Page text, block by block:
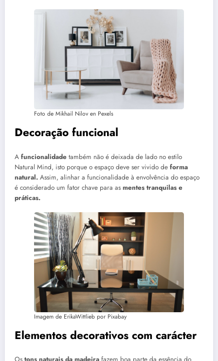
Foto de Mikhail Nilov en Pexels
Decoração funcional
A funcionalidade também não é deixada de lado no estilo
Natural Mind, isto porque o espaço deve ser vivido de forma
natural. Assim, alinhar a funcionalidade à envolvência do espaço
é considerado um fator chave para as mentes tranquilas e
práticas.
Imagem de ErikaWittlieb por Pixabay
Elementos decorativos com carácter